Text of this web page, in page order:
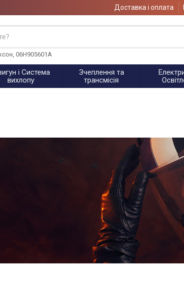
Доставка і оплата
06H905601A
і Система
вихлопу
Зчеплення та
трансмісія